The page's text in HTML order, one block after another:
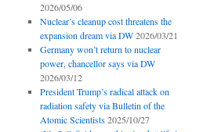
2026/05/06
Nuclear’s cleanup cost threatens the
expansion dream via DW 2026/03/21
Germany won’t return to nuclear
power, chancellor says via DW
2026/03/12
President Trump’s radical attack on
radiation safety via Bulletin of the
Atomic Scientists 2025/10/27